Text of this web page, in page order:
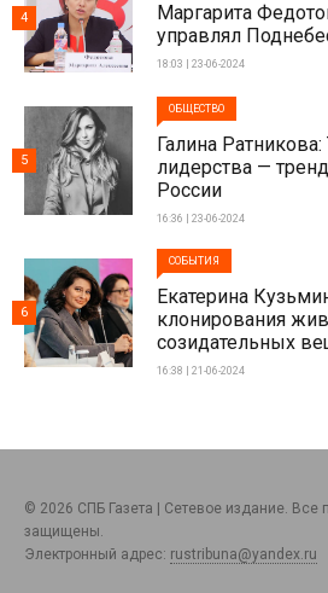
Маргарита
управлял
18:03 | 23-06-2024
4
ОБЩЕСТВО
Галина
лидерства —
России
16:36 | 23-06-2024
5
СОБЫТИЯ
Екатерина
клонирования
созидательных
16:38 | 21-06-2024
6
© 2026 СПБ Газета | Сетевое издание. Все
защищены.
Электронный адрес: rustribuna@yandex.ru